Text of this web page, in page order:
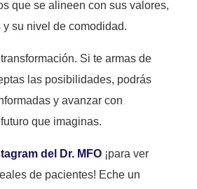
que se alineen con sus valores,
su nivel de comodidad.
Si te armas de
las posibilidades, podrás
y avanzar con
que imaginas.
del Dr. MFO ¡para ver
de pacientes! Eche un